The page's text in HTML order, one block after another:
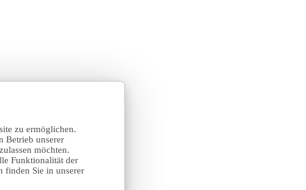
zu ermöglichen.
Betrieb unserer
möchten.
Funktionalität der
finden Sie in unserer